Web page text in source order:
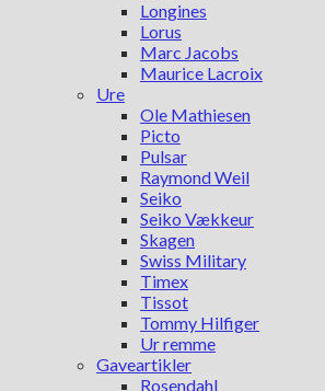
Longines
Lorus
Marc Jacobs
Maurice Lacroix
Ure
Ole Mathiesen
Picto
Pulsar
Raymond Weil
Seiko
Seiko Vækkeur
Skagen
Swiss Military
Timex
Tissot
Tommy Hilfiger
Ur remme
Gaveartikler
Rosendahl